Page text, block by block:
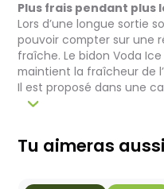
Pensez à préciser le lieu
et nous vous informerons
être récupérés.
Livraison de vélos
Après des réglages
votre vélo est
pour faciliter sa réception.
contrôle et l'expédition est
semaines. Pour les vélos
La livraison est assurée
Plus frais pendant plus
Lors d’une longue sortie
pouvoir compter sur une
fraîche. Le bidon Voda
maintient la fraîcheur de
Il est proposé dans une
Tu aimeras aussi